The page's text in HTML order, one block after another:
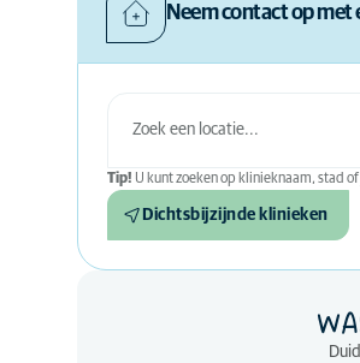
Neem contact op met
Tip! U kunt zoeken op klinieknaam, stad
Dichtsbijzijnde klinieken